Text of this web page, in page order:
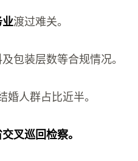
业渡过难关。
包装层数等合规情况。
婚人群占比近半。
叉巡回检察。